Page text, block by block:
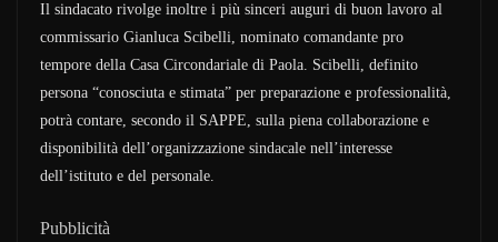
Il sindacato rivolge inoltre i più sinceri auguri di buon lavoro al
commissario Gianluca Scibelli, nominato comandante pro
tempore della Casa Circondariale di Paola. Scibelli, definito
persona “conosciuta e stimata” per preparazione e professionalità,
potrà contare, secondo il SAPPE, sulla piena collaborazione e
disponibilità dell’organizzazione sindacale nell’interesse
dell’istituto e del personale.
Pubblicità